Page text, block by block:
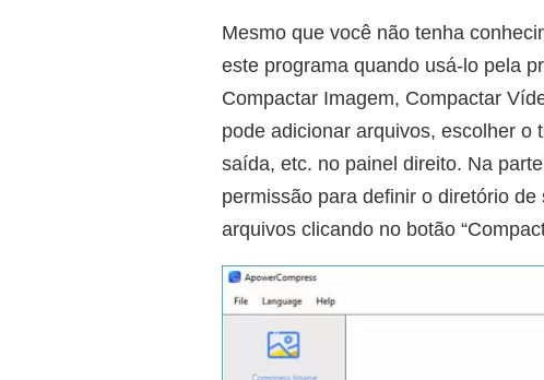
Mesmo que você não tenha
este programa quando usá-lo pela
Compactar Imagem, Compactar
pode adicionar arquivos, escolher o
saída, etc. no painel direito. Na
permissão para definir o diretório
arquivos clicando no botão